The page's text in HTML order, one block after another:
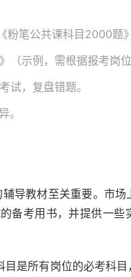
粉笔公共课科目2000题》
示例，需根据报考岗位
试，复盘错题。
。
导教材至关重要。市场
备考用书，并提供一些
是所有岗位的必考科